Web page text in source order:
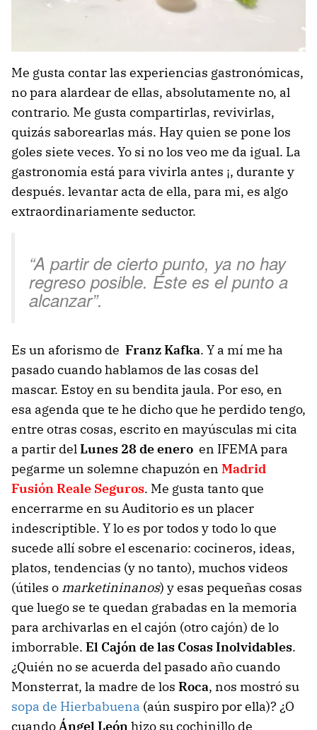
Me gusta contar las experiencias gastronómicas,
no para alardear de ellas, absolutamente no, al
contrario. Me gusta compartirlas, revivirlas,
quizás saborearlas más. Hay quien se pone los
goles siete veces. Yo si no los veo me da igual. La
gastronomía está para vivirla antes ¡, durante y
después. levantar acta de ella, para mi, es algo
extraordinariamente seductor.
“A partir de cierto punto, ya no hay
regreso posible. Éste es el punto a
alcanzar”.
Es un aforismo de Franz Kafka. Y a mí me ha
pasado cuando hablamos de las cosas del
mascar. Estoy en su bendita jaula. Por eso, en
esa agenda que te he dicho que he perdido tengo,
entre otras cosas, escrito en mayúsculas mi cita
a partir delLunes 28 de enero en IFEMA para
pegarme un solemne chapuzón en Madrid
Fusión Reale Seguros. Me gusta tanto que
encerrarme en su Auditorio es un placer
indescriptible. Y lo es por todos y todo lo que
sucede allí sobre el escenario: cocineros, ideas,
platos, tendencias (y no tanto), muchos videos
(útiles o marketininanos) y esas pequeñas cosas
que luego se te quedan grabadas en la memoria
para archivarlas en el cajón (otro cajón) de lo
imborrable. El Cajón de las Cosas Inolvidables.
¿Quién no se acuerda del pasado año cuando
Monsterrat, la madre de los Roca, nos mostró su
sopa de Hierbabuena (aún suspiro por ella)? ¿O
cuando Ángel León hizo su cochinillo de